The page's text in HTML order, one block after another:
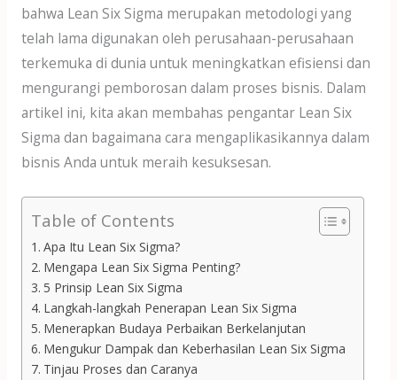
bahwa Lean Six Sigma merupakan metodologi yang
telah lama digunakan oleh perusahaan-perusahaan
terkemuka di dunia untuk meningkatkan efisiensi dan
mengurangi pemborosan dalam proses bisnis. Dalam
artikel ini, kita akan membahas pengantar Lean Six
Sigma dan bagaimana cara mengaplikasikannya dalam
bisnis Anda untuk meraih kesuksesan.
Table of Contents
Apa Itu Lean Six Sigma?
Mengapa Lean Six Sigma Penting?
5 Prinsip Lean Six Sigma
Langkah-langkah Penerapan Lean Six Sigma
Menerapkan Budaya Perbaikan Berkelanjutan
Mengukur Dampak dan Keberhasilan Lean Six Sigma
Tinjau Proses dan Caranya